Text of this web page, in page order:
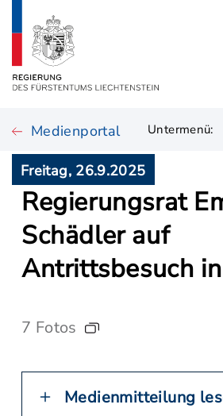
Medienportal Untermenü:
Freitag, 26.9.2025
Regierungsrat
Schädler auf
Antrittsbesuch
7 Fotos
Medienmitteilung